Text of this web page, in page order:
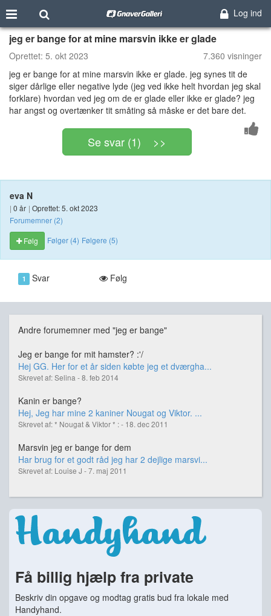
Log ind
jeg er bange for at mine marsvin ikke er glade
Oprettet: 5. okt 2023
7.360 visninger
jeg er bange for at mine marsvin ikke er glade. jeg synes tit de
siger dårlige eller negative lyde (jeg ved ikke helt hvordan jeg skal
forklare) hvordan ved jeg om de er glade eller ikke er glade? jeg
har angst og overtænker tit småting så måske er det bare det.
Se svar (1) >>
eva N
| 0 år | Oprettet: 5. okt 2023
Forumemner (2)
Følg
Følger (4) Følgere (5)
1 Svar Følg
Andre forumemner med "jeg er bange"
Jeg er bange for mit hamster? :'/
Hej GG. Her for et år siden købte jeg et dværgha...
Skrevet af: Selina - 8. feb 2014
Kanin er bange?
Hej, Jeg har mine 2 kaniner Nougat og Viktor. ...
Skrevet af: * Nougat & Viktor * : - 18. dec 2011
Marsvin jeg er bange for dem
Har brug for et godt råd jeg har 2 dejlige marsvi...
Skrevet af: Louise J - 7. maj 2011
Få billig hjælp fra private
Beskriv din opgave og modtag gratis bud fra lokale med
Handyhand.